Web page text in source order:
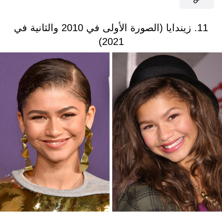
11. زيندايا (الصورة الأولى في 2010 والثانية في
2021)